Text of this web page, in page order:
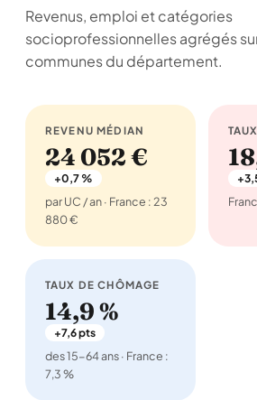
Revenus, emploi et catégories
socioprofessionnelles agrégés
communes du département.
REVENU MÉDIAN
24 052 €
+0,7 %
par UC / an · France : 23
880 €
TAUX DE CHÔMAGE
14,9 %
+7,6 pts
des 15-64 ans · France :
7,3 %